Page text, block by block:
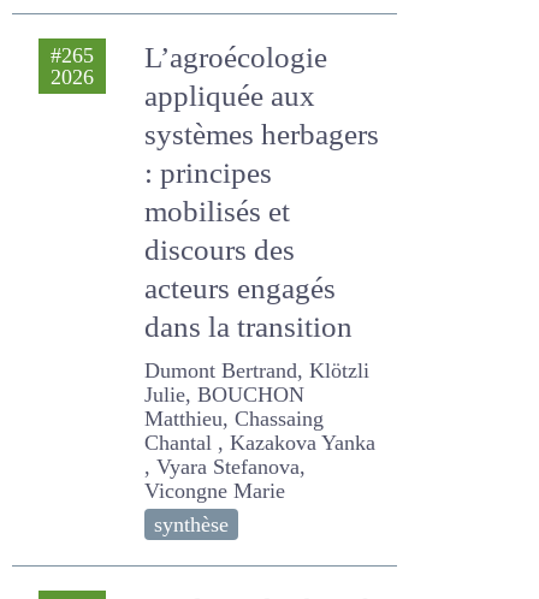
789 résultats
#265
L’agroécologie
appliquée aux
systèmes
herbagers :
principes mobilisés
et discours des
acteurs engagés
dans la transition
Dumont Bertrand, Klötzli
Julie, BOUCHON Matthieu,
Chassaing Chantal ,
Kazakova Yanka , Vyara
Stefanova, Vicongne Marie
synthèse